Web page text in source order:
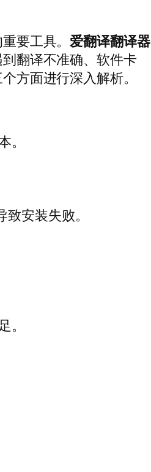
要工具。爱翻译翻译器
翻译不准确、软件卡
方面进行深入解析。
安装失败。